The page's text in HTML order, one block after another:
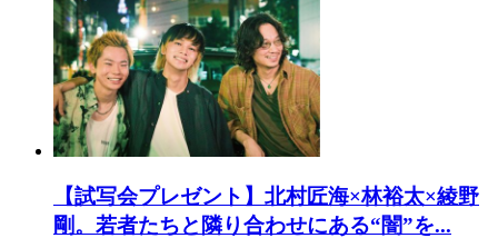
【試写会プレゼント】北村匠海×林裕太×綾野
剛。若者たちと隣り合わせにある“闇”を...